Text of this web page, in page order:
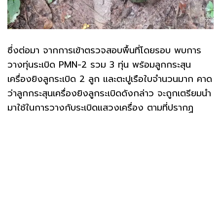
ซึ่งต่อมา จากการเข้าตรวจสอบพื้นที่โดยรอบ พบการ
วางทุ่นระเบิด PMN-2 รวม 3 ทุ่น พร้อมลูกกระสุน
เครื่องยิงลูกระเบิด 2 ลูก และตะปูเรือใบจำนวนมาก คาด
ว่าลูกกระสุนเครื่องยิงลูกระเบิดดังกล่าว จะถูกเตรียมนำ
มาใช้ในการวางกับระเบิดแสวงเครื่อง ตามที่ปรากฏ